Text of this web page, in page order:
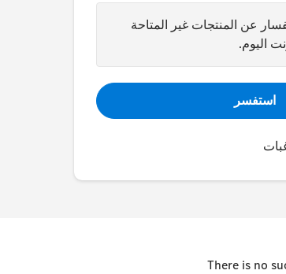
عن المنتجات غير المتاحة
اليوم.
استفسر
There is no